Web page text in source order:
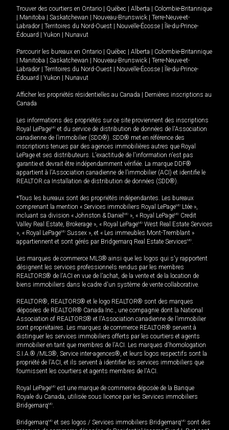
Trouver des courtiers en Ontario Québec Alberta
Colombie-Britannique
Manitoba Saskatchewan Nouveau-Brunswick
Terre-Neuve-et-
Labrador
Territoires du Nord-Ouest Nouvelle-Écosse
Île-du-Prince-
Édouard
Yukon Nunavut
Parcourir les bureaux en Ontario Québec Alberta
Colombie-Britannique
Manitoba Saskatchewan Nouveau-Brunswick
Terre-Neuve-et-
Labrador
Territoires du Nord-Ouest Nouvelle-Écosse
Île-du-Prince-
Édouard
Yukon Nunavut
Afficher les propriétés résidentielles au Canada
Dernières inscriptions au
Canada
Les informations des propriétés sur ce site proviennent des inscriptions
Royal LePageMD et du service de distribution de données de l'Association
canadienne de l’immobilier (SDD®). SDD® met en référence des
inscriptions tenues par des agences immobilières autres que Royal
LePage et ses distributeurs. L'exactitude de l'information n'est pas
garantie et devrait être indépendamment vérifiée. La marque DDF®
appartient à l'Association canadienne de l’immobilier (ACI) et identifie le
REALTOR.ca Installation de distribution de données (SDD®).
*Tous les bureaux sont des propriétés indépendantes. Les bureaux
comprenant la mention « Services immobiliers Royal LePageMD Ltée »,
incluant sa division « Johnston & Daniel MD », « Royal LePageMD Credit
Valley Real Estate, Brokerage », « Royal LePageMD West Real Estate Services
», « Royal LePageMD Sussex », et « Les immeubles Mont-Tremblant »
appartiennent et sont gérés par Bridgemarq Real Estate ServicesMD.
Les marques de commerce MLS® ainsi que les logos qui s'y rapportent
désignent les services professionnels rendus par les membres
REALTORS® de l'ACI en vue de l'achat, de la vente et de la location de
biens immobiliers dans le cadre d'un système de vente collaborative.
REALTOR®, REALTORS® et le logo REALTOR® sont des marques
déposées de REALTOR® Canada Inc., une compagnie dont la National
Association of REALTORS® et l'Association canadienne de l’immobilier
sont propriétaires. Les marques de commerce REALTOR® servent à
distinguer les services immobiliers offerts par les courtiers et agents
immobilier en tant que membres de l'ACI. Les marques d'homologation
S.I.A.® /MLS®, Service inter-agences®, et leurs logos respectifs sont la
propriété de l'ACI, et ils servent à identifier les services immobiliers que
fournissent les courtiers et agents membres de l'ACI.
Royal LePageMD est une marque de commerce déposée de la Banque
Royale du Canada, utilisée sous licence par les Services immobiliers
BridgemarqMD.
BridgemarqMD et ses logos / Services immobiliers BridgemarqMD sont des